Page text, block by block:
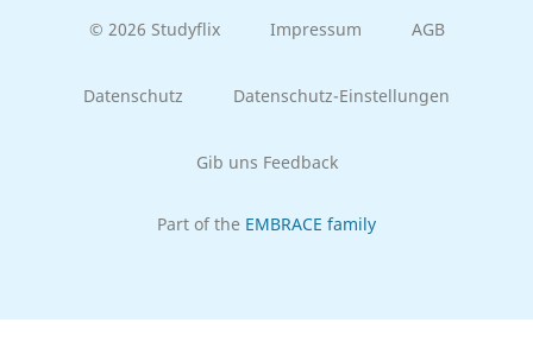
© 2026 Studyflix Impressum AGB
Datenschutz Datenschutz-Einstellungen
Gib uns Feedback
Part of the EMBRACE family